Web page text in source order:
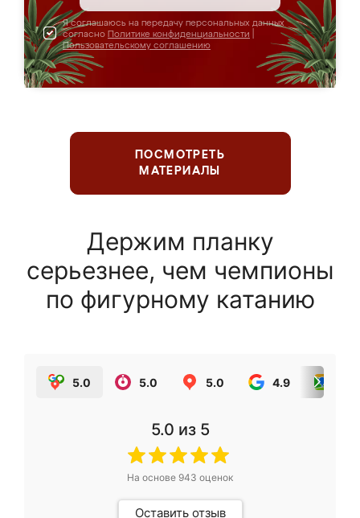
Я соглашаюсь на передачу персональных данных
согласно Политике конфиденциальности
Пользовательскому соглашению
ПОСМОТРЕТЬ
МАТЕРИАЛЫ
Держим планку
серьезнее, чем чемпионы
по фигурному катанию
5.0 5.0 5.0 4.9
5.0 из 5
На основе 943 оценок
Оставить отзыв